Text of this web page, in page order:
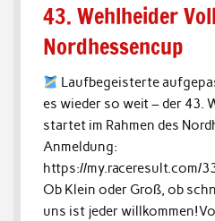
43. Wehlheider
Nordhessencup
Laufbegeisterte
es wieder so weit – der 43.
startet im Rahmen des
Anmeldung:
https://my.raceresult.com/
Ob Klein oder Groß, ob
uns ist jeder